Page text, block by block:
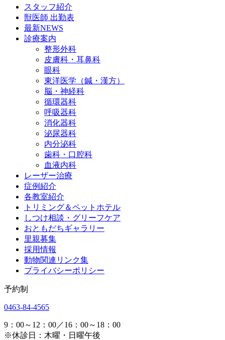
スタッフ紹介
獣医師 出勤表
最新NEWS
診療案内
整形外科
皮膚科・耳鼻科
眼科
東洋医学（鍼・漢方）
脳・神経科
循環器科
呼吸器科
消化器科
泌尿器科
内分泌科
歯科・口腔科
血液内科
レーザー治療
症例紹介
各教室紹介
トリミング＆ペットホテル
しつけ相談・グリーフケア
おともだちギャラリー
里親募集
採用情報
動物関連リンク集
プライバシーポリシー
予約制
0463-84-4565
9：00～12：00／16：00～18：00
※休診日：木曜・日曜午後